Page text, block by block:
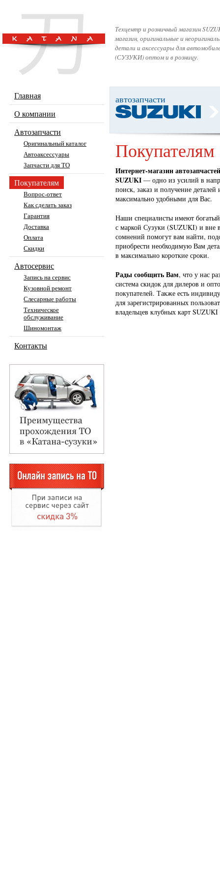
Техцентр и розничный магазин
магазин, оригинальные и
детали и аксессуары для
(СУЗУКИ) оптом и в розницу.
Главная
О компании
Автозапчасти
Оригинальный каталог
Автоаксессуары
Запчасти для ТО
Покупателям
Вопрос-ответ
Как сделать заказ
Гарантия
Доставка
Оплата
Скидки
Автосервис
Запись на сервис
Кузовной ремонт
Слесарные работы
Техническое
обслуживание
Шиномонтаж
Контакты
автозапчасти
Покупателям
Интернет-магазин
SUZUKI — одно из усилий в
поиск, заказ и получение деталей
максимально удобными для Вас.
Наши специалисты имеют
с маркой Сузуки (SUZUKI) и вне
сомнений помогут вам найти,
приобрести необходимую Вам
в максимально короткие сроки.
Рады сообщить Вам, что у нас
система скидок для дилеров и
покупателей. Также есть
для зарегистрированных
владельцев клубных карт